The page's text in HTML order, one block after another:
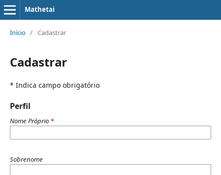
Mathetai
Início / Cadastrar
Cadastrar
* Indica campo obrigatório
Perfil
Nome Próprio *
Sobrenome